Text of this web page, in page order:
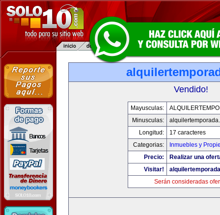
Vendido!
Mayusculas:
Minusculas:
Longitud:
17 caracteres
Categorias:
Inmuebles y
Precio:
Realizar una
Visitar!
Serán consideradas